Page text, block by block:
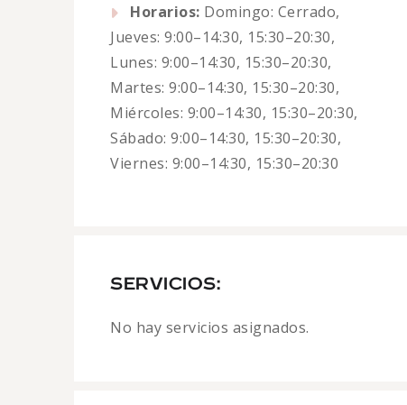
Horarios: Domingo: Cerrado,
Jueves: 9:00–14:30, 15:30–20:30,
Lunes: 9:00–14:30, 15:30–20:30,
Martes: 9:00–14:30, 15:30–20:30,
Miércoles: 9:00–14:30, 15:30–20:30,
Sábado: 9:00–14:30, 15:30–20:30,
Viernes: 9:00–14:30, 15:30–20:30
SERVICIOS:
No hay servicios asignados.